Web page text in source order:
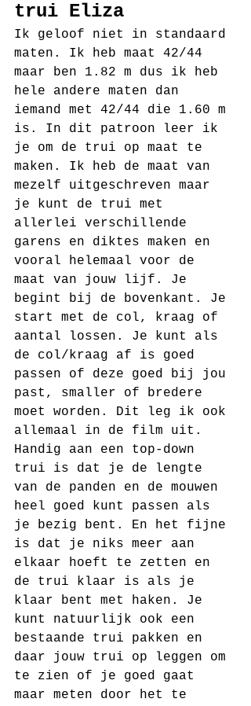
trui Eliza
Ik geloof niet in standaard
maten. Ik heb maat 42/44
maar ben 1.82 m dus ik heb
hele andere maten dan
iemand met 42/44 die 1.60 m
is. In dit patroon leer ik
je om de trui op maat te
maken. Ik heb de maat van
mezelf uitgeschreven maar
je kunt de trui met
allerlei verschillende
garens en diktes maken en
vooral helemaal voor de
maat van jouw lijf. Je
begint bij de bovenkant. Je
start met de col, kraag of
aantal lossen. Je kunt als
de col/kraag af is goed
passen of deze goed bij jou
past, smaller of bredere
moet worden. Dit leg ik ook
allemaal in de film uit.
Handig aan een top-down
trui is dat je de lengte
van de panden en de mouwen
heel goed kunt passen als
je bezig bent. En het fijne
is dat je niks meer aan
elkaar hoeft te zetten en
de trui klaar is als je
klaar bent met haken. Je
kunt natuurlijk ook een
bestaande trui pakken en
daar jouw trui op leggen om
te zien of je goed gaat
maar meten door het te